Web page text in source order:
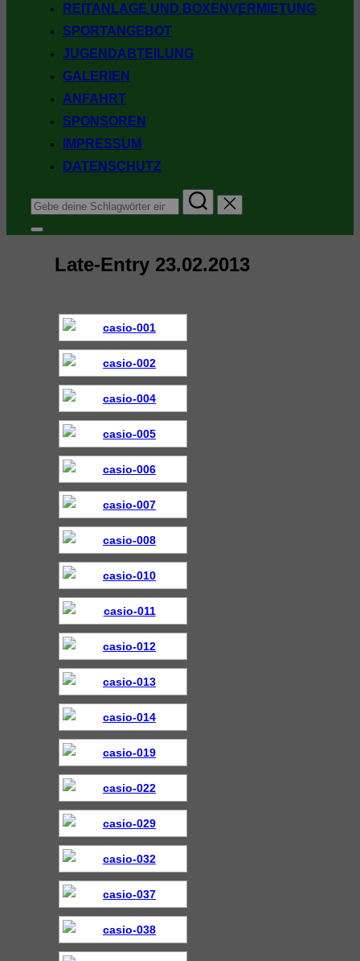
REITANLAGE UND BOXENVERMIETUNG
SPORTANGEBOT
JUGENDABTEILUNG
GALERIEN
ANFAHRT
SPONSOREN
IMPRESSUM
DATENSCHUTZ
Suchen
nach:
Seitenleiste
Navigation
umschalten
Late-Entry 23.02.2013